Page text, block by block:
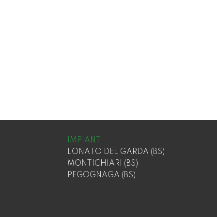
IMPIANTI
LONATO DEL GARDA (BS)
MONTICHIARI (BS)
PEGOGNAGA (BS)